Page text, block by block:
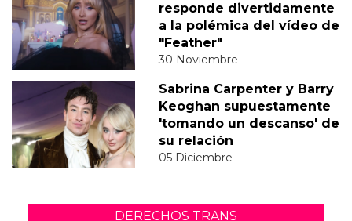
responde divertidamente
a la polémica del vídeo de
"Feather"
30 Noviembre
Sabrina Carpenter y Barry
Keoghan supuestamente
'tomando un descanso' de
su relación
05 Diciembre
DERECHOS TRANS